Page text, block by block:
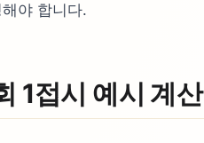
야 합니다.
1접시 예시 계산